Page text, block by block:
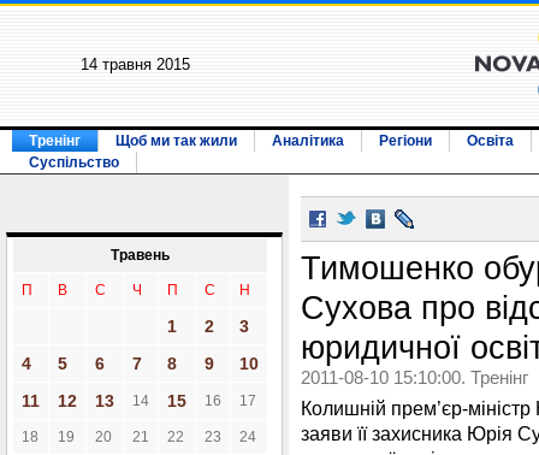
14 травня 2015
Тренінг Щоб ми так жили Аналітика Регіони
Освіта
Суспільство
Травень
П В С Ч П С Н
1 2
3
4
5 6 7 8 9
10
11
12 13 14 15 16 17
18 19 20 21 22 23 24
Тимошенко
Сухова про
юридичної
2011-08-10 15:10:00. Тренінг
Колишній прем’єр-
заяви її захисника Юрія